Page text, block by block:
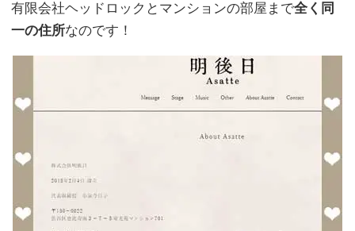
有限会社ヘッドロックとマンションの部屋まで全く同
一の住所なのです！